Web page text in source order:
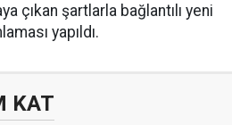
çıkan şartlarla bağlantılı yeni
yapıldı.
KAT